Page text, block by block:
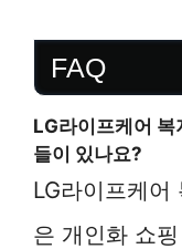
FAQ
LG라이프케어 복
들이 있나요?
LG라이프케어
은 개인화 쇼